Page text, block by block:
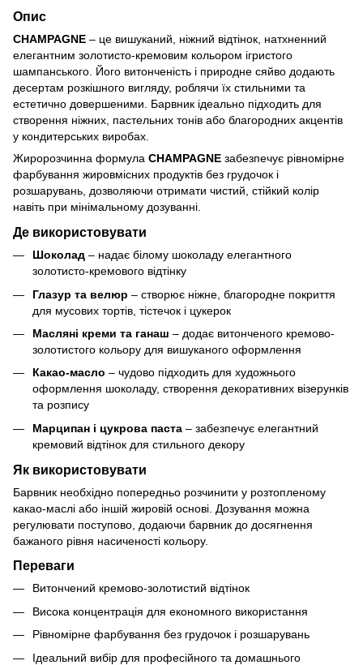
Опис
CHAMPAGNE – це вишуканий, ніжний відтінок, натхненний
елегантним золотисто-кремовим кольором ігристого
шампанського. Його витонченість і природне сяйво додають
десертам розкішного вигляду, роблячи їх стильними та
естетично довершеними. Барвник ідеально підходить для
створення ніжних, пастельних тонів або благородних акцентів
у кондитерських виробах.
Жиророзчинна формула CHAMPAGNE забезпечує рівномірне
фарбування жировмісних продуктів без грудочок і
розшарувань, дозволяючи отримати чистий, стійкий колір
навіть при мінімальному дозуванні.
Де використовувати
Шоколад – надає білому шоколаду елегантного
золотисто-кремового відтінку
Глазур та велюр – створює ніжне, благородне покриття
для мусових тортів, тістечок і цукерок
Масляні креми та ганаш – додає витонченого кремово-
золотистого кольору для вишуканого оформлення
Какао-масло – чудово підходить для художнього
оформлення шоколаду, створення декоративних візерунків
та розпису
Марципан і цукрова паста – забезпечує елегантний
кремовий відтінок для стильного декору
Як використовувати
Барвник необхідно попередньо розчинити у розтопленому
какао-маслі або іншій жировій основі. Дозування можна
регулювати поступово, додаючи барвник до досягнення
бажаного рівня насиченості кольору.
Переваги
Витончений кремово-золотистий відтінок
Висока концентрація для економного використання
Рівномірне фарбування без грудочок і розшарувань
Ідеальний вибір для професійного та домашнього